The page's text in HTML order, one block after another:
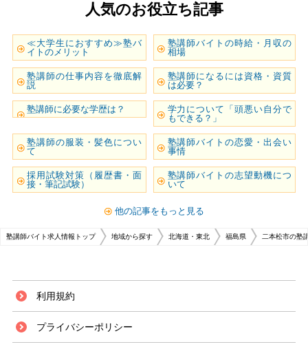
人気のお役立ち記事
≪大学生におすすめ≫塾バ
イトのメリット
塾講師バイトの時給・月収の
相場
塾講師の仕事内容を徹底解
説
塾講師になるには資格・資質
は必要？
塾講師に必要な学歴は？
学力について「頭悪い自分で
もできる？」
塾講師の服装・髪色につい
て
塾講師バイトの恋愛・出会い
事情
採用試験対策（履歴書・面
接・筆記試験）
塾講師バイトの志望動機につ
いて
他の記事をもっと見る
塾講師バイト求人情報トップ 地域から探す 北海道・東北 福島県 二本松市の塾
利用規約
プライバシーポリシー